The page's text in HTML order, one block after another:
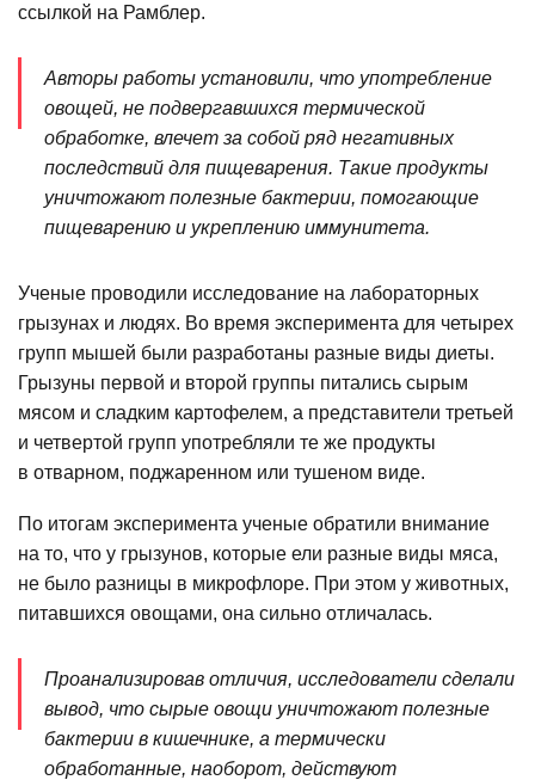
ссылкой на Рамблер.
Авторы работы установили, что употребление
овощей, не подвергавшихся термической
обработке, влечет за собой ряд негативных
последствий для пищеварения. Такие продукты
уничтожают полезные бактерии, помогающие
пищеварению и укреплению иммунитета.
Ученые проводили исследование на лабораторных
грызунах и людях. Во время эксперимента для четырех
групп мышей были разработаны разные виды диеты.
Грызуны первой и второй группы питались сырым
мясом и сладким картофелем, а представители третьей
и четвертой групп употребляли те же продукты
в отварном, поджаренном или тушеном виде.
По итогам эксперимента ученые обратили внимание
на то, что у грызунов, которые ели разные виды мяса,
не было разницы в микрофлоре. При этом у животных,
питавшихся овощами, она сильно отличалась.
Проанализировав отличия, исследователи сделали
вывод, что сырые овощи уничтожают полезные
бактерии в кишечнике, а термически
обработанные, наоборот, действуют